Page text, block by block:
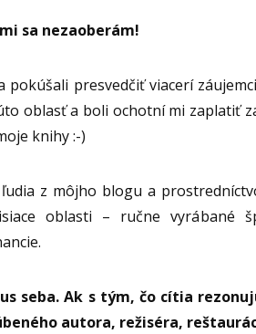
sa nezaoberám!
presvedčiť viacerí
oblasť a boli ochotní mi zaplatiť
knihy :-)
z môjho blogu a
oblasti – ručne vyrábané
seba. Ak s tým, čo cítia
autora, režiséra,